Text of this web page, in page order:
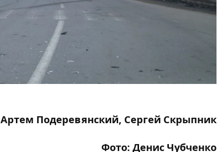
Артем Подеревянский, Сергей Скрыпник
Фото: Денис Чубченко